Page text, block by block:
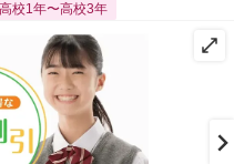
高校1年〜高校3年